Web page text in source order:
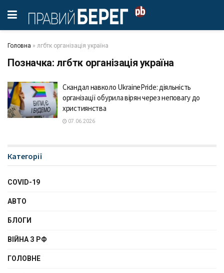
Головна » лгбтк організація україна
Позначка: лгбтк організація україна
Скандал навколо UkrainePride: діяльність
організації обурила вірян через неповагу до
християнства
07.06.2026
Категорії
COVID-19
АВТО
БЛОГИ
ВІЙНА З РФ
ГОЛОВНЕ